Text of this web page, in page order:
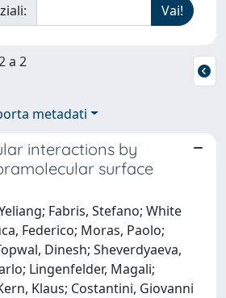
a 2
metadati
interactions by
surface
Fabris, Stefano; White
Federico; Moras, Paolo;
Dinesh; Sheverdyaeva,
Lingenfelder, Magali;
Klaus; Costantini, Giovanni